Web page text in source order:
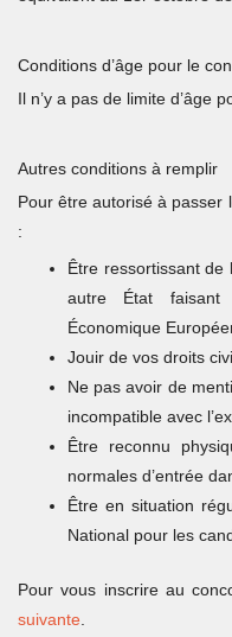
Conditions d’âge pour le
Il n’y a pas de limite d’âge
Autres conditions à remplir
Pour être autorisé à passer
:
Être ressortissant de
autre État faisant
Économique
Jouir de vos droits
Ne pas avoir de
incompatible avec
Être reconnu
normales d’entrée
Être en situation
National pour les
Pour vous inscrire au
suivante